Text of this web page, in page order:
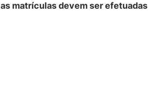
as matrículas devem ser efetuadas